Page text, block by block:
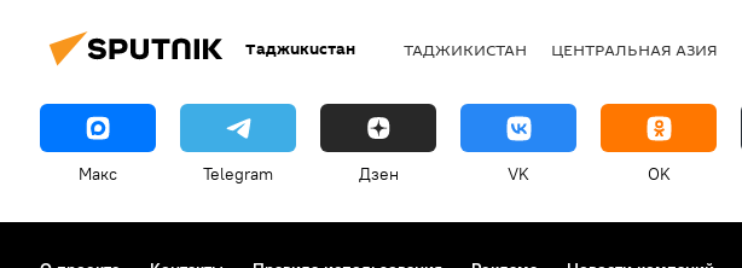
Таджикистан ТАДЖИКИСТАН ЦЕНТРАЛЬНАЯ АЗИЯ
Макс Telegram Дзен VK OK